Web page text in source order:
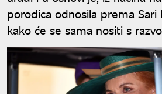
porodica odnosila prema Sari
kako će se sama nositi s